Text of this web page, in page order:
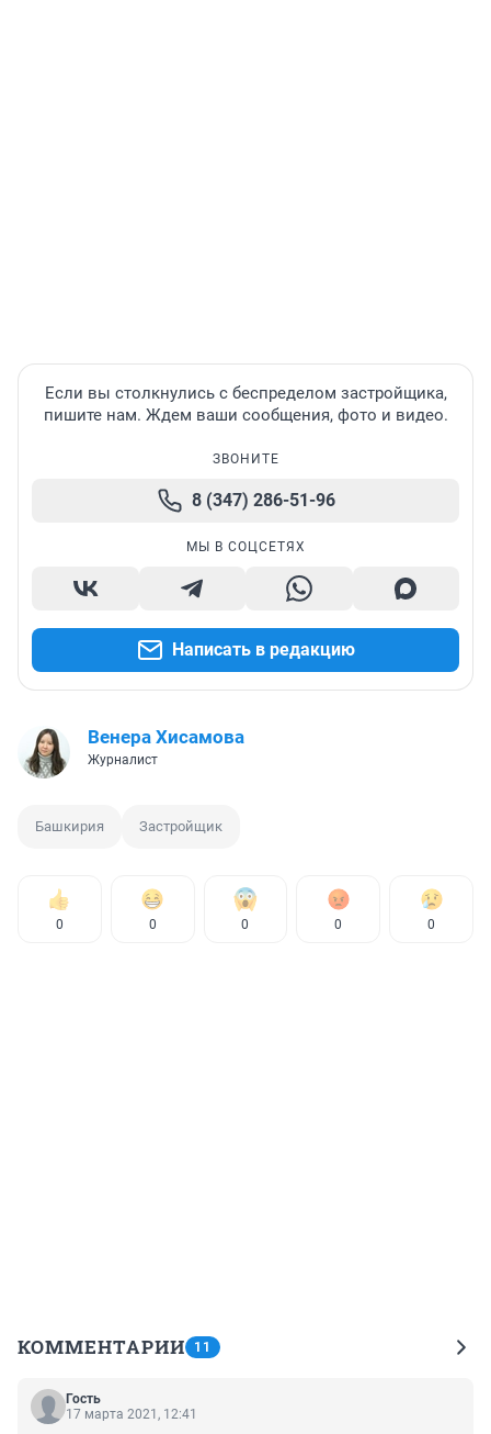
Если вы столкнулись с беспределом застройщика,
пишите нам. Ждем ваши сообщения, фото и видео.
ЗВОНИТЕ
8 (347) 286-51-96
МЫ В СОЦСЕТЯХ
Написать в редакцию
Венера Хисамова
Журналист
Башкирия Застройщик
0 0 0 0 0
КОММЕНТАРИИ 11
Гость
17 марта 2021, 12:41